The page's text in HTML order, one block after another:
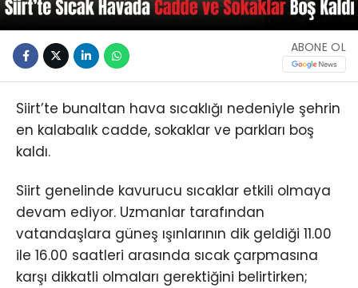
ABONE OL
Siirt’te bunaltan hava sıcaklığı nedeniyle şehrin
en kalabalık cadde, sokaklar ve parkları boş
kaldı.
Siirt genelinde kavurucu sıcaklar etkili olmaya
devam ediyor. Uzmanlar tarafından
vatandaşlara güneş ışınlarının dik geldiği 11.00
ile 16.00 saatleri arasında sıcak çarpmasına
karşı dikkatli olmaları gerektiğini belirtirken;